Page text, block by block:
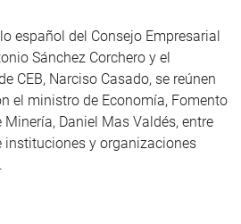
español del Consejo Empresarial
Sánchez Corchero y el
CEB, Narciso Casado, se reúnen
el ministro de Economía, Fomento
Daniel Mas Valdés, entre
instituciones y organizaciones